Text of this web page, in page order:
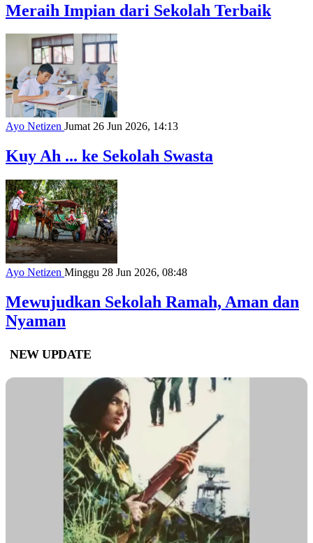
Meraih Impian dari Sekolah Terbaik
Ayo Netizen Jumat 26 Jun 2026, 14:13
Kuy Ah ... ke Sekolah Swasta
Ayo Netizen Minggu 28 Jun 2026, 08:48
Mewujudkan Sekolah Ramah, Aman dan
Nyaman
NEW UPDATE